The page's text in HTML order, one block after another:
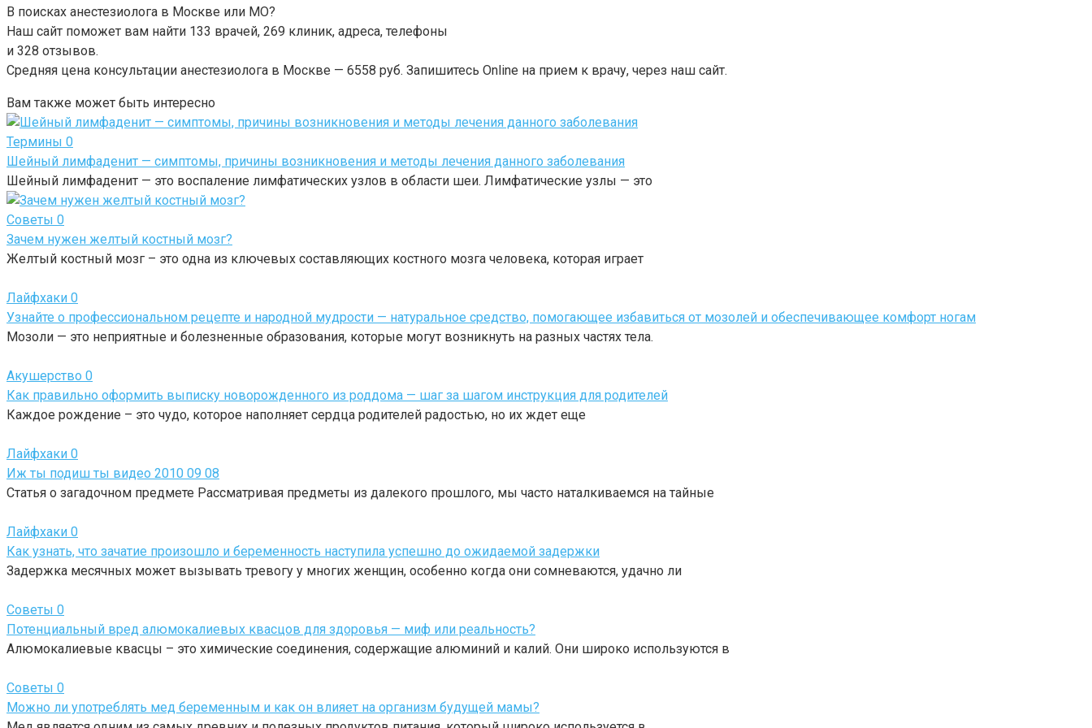
В поисках анестезиолога в Москве или МО?
Наш сайт поможет вам найти 133 врачей, 269 клиник, адреса, телефоны
и 328 отзывов.
Средняя цена консультации анестезиолога в Москве — 6558 руб. Запишитесь Online на прием к врачу, через наш сайт.
Вам также может быть интересно
Термины 0
Шейный лимфаденит — симптомы, причины возникновения и методы лечения данного заболевания
Шейный лимфаденит — это воспаление лимфатических узлов в области шеи. Лимфатические узлы — это
Советы 0
Зачем нужен желтый костный мозг?
Желтый костный мозг – это одна из ключевых составляющих костного мозга человека, которая играет
Лайфхаки 0
Узнайте о профессиональном рецепте и народной мудрости — натуральное средство, помогающее избавиться от мозолей и обеспечивающее комфорт ногам
Мозоли — это неприятные и болезненные образования, которые могут возникнуть на разных частях тела.
Акушерство 0
Как правильно оформить выписку новорожденного из роддома — шаг за шагом инструкция для родителей
Каждое рождение – это чудо, которое наполняет сердца родителей радостью, но их ждет еще
Лайфхаки 0
Иж ты подиш ты видео 2010 09 08
Статья о загадочном предмете Рассматривая предметы из далекого прошлого, мы часто наталкиваемся на тайные
Лайфхаки 0
Как узнать, что зачатие произошло и беременность наступила успешно до ожидаемой задержки
Задержка месячных может вызывать тревогу у многих женщин, особенно когда они сомневаются, удачно ли
Советы 0
Потенциальный вред алюмокалиевых квасцов для здоровья — миф или реальность?
Алюмокалиевые квасцы – это химические соединения, содержащие алюминий и калий. Они широко используются в
Советы 0
Можно ли употреблять мед беременным и как он влияет на организм будущей мамы?